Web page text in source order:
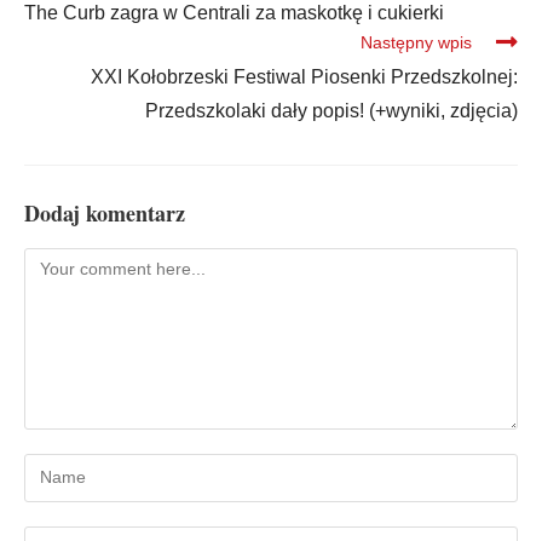
The Curb zagra w Centrali za maskotkę i cukierki
Następny wpis
XXI Kołobrzeski Festiwal Piosenki Przedszkolnej:
Przedszkolaki dały popis! (+wyniki, zdjęcia)
Dodaj komentarz